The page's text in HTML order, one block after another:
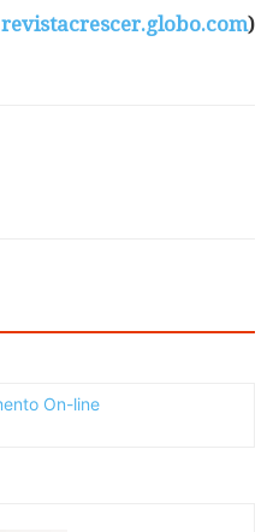
revistacrescer.globo.com)